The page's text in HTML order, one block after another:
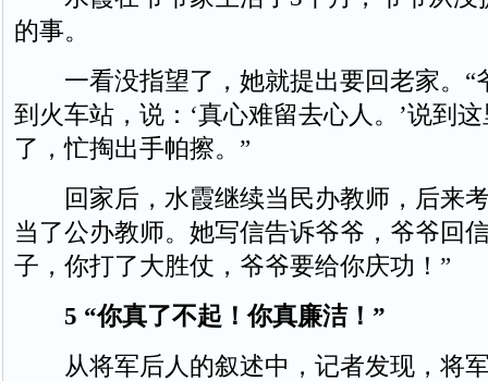
的事。
一看没指望了，她就提出要回老家。“
到火车站，说：‘真心难留去心人。’说到
了，忙掏出手帕擦。”
回家后，水霞继续当民办教师，后来
当了公办教师。她写信告诉爷爷，爷爷回
子，你打了大胜仗，爷爷要给你庆功！”
5 “你真了不起！你真廉洁！”
从将军后人的叙述中，记者发现，将